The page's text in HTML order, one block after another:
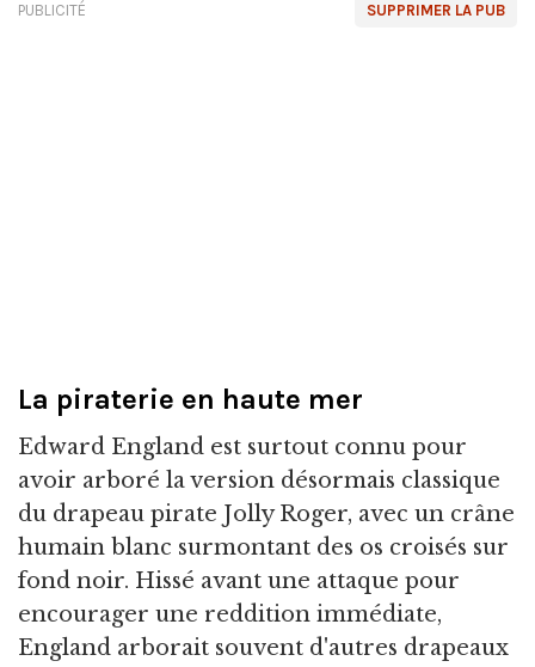
SUPPRIMER LA PUB
PUBLICITÉ
La piraterie en haute mer
Edward England est surtout connu pour
avoir arboré la version désormais classique
du drapeau pirate Jolly Roger, avec un crâne
humain blanc surmontant des os croisés sur
fond noir. Hissé avant une attaque pour
encourager une reddition immédiate,
England arborait souvent d'autres drapeaux